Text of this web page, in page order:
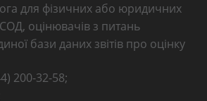
для фізичних або юридичних
СОД, оцінювачів з питань
бази даних звітів про оцінку
200-32-58;